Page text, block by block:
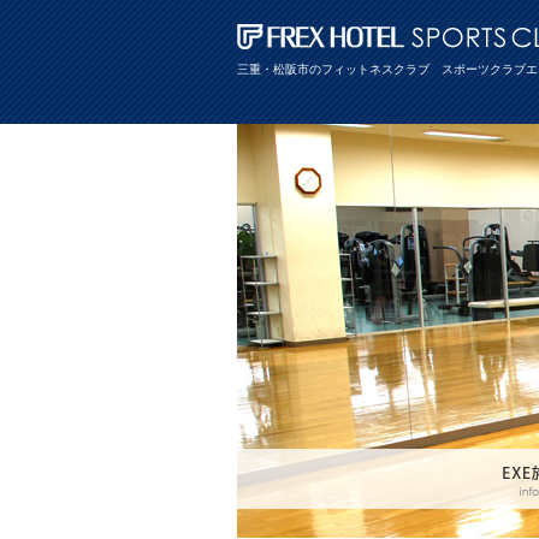
三重・松阪市のフィットネスクラブ スポーツクラブ